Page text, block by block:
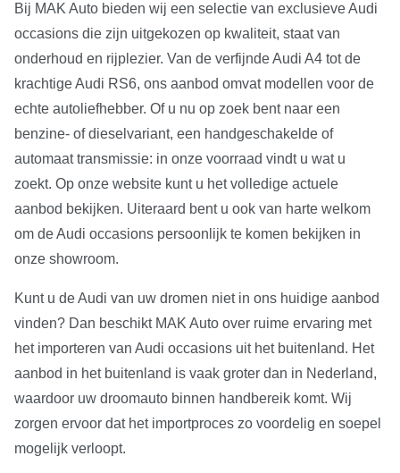
Bij MAK Auto bieden wij een selectie van exclusieve Audi
occasions die zijn uitgekozen op kwaliteit, staat van
onderhoud en rijplezier. Van de verfijnde Audi A4 tot de
krachtige Audi RS6, ons aanbod omvat modellen voor de
echte autoliefhebber. Of u nu op zoek bent naar een
benzine- of dieselvariant, een handgeschakelde of
automaat transmissie: in onze voorraad vindt u wat u
zoekt. Op onze website kunt u het volledige actuele
aanbod bekijken. Uiteraard bent u ook van harte welkom
om de Audi occasions persoonlijk te komen bekijken in
onze showroom.
Kunt u de Audi van uw dromen niet in ons huidige aanbod
vinden? Dan beschikt MAK Auto over ruime ervaring met
het importeren van Audi occasions uit het buitenland. Het
aanbod in het buitenland is vaak groter dan in Nederland,
waardoor uw droomauto binnen handbereik komt. Wij
zorgen ervoor dat het importproces zo voordelig en soepel
mogelijk verloopt.